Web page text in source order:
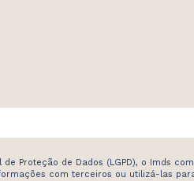
de Proteção de Dados (LGPD), o Imds
com terceiros ou utilizá-las para